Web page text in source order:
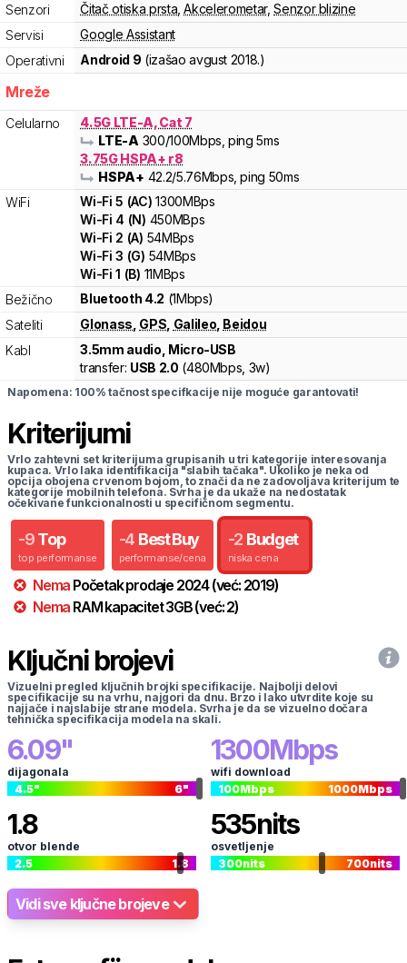
Senzori
Čitač otiska prsta ,Akcelerometar,Senzor blizine
Servisi
Google Assistant
Operativni
Android 9 (izašao avgust 2018.)
Mreže
Celularno
4.5G LTE-A, Cat 7
LTE-A 300/100Mbps , ping 5ms
3.75G HSPA+ r8
HSPA+ 42.2/5.76Mbps , ping 50ms
WiFi
Wi-Fi5 (AC) 1300MBps
Wi-Fi 4 (N) 450MBps
Wi-Fi 2 (A) 54MBps
Wi-Fi3 (G) 54MBps
Wi-Fi1 (B) 11MBps
Bežično
Bluetooth 4.2 (1Mbps)
Sateliti
Glonass GPS Galileo Beidou
Kabl
3.5mm audio, Micro-USB
transfer: USB 2.0 (480Mbps, 3w)
Napomena: 100% tačnost specifkacije nije moguće garantovati!
Kriterijumi
Vrlo zahtevni set kriterijuma grupisanih u tri kategorije interesovanja
kupaca. Vrlo laka identifikacija "slabih tačaka". Ukoliko je neka od
opcija obojena crvenom bojom, to znači da ne zadovoljava kriterijum te
kategorije mobilnih telefona. Svrha je da ukaže na nedostatak
očekivane funkcionalnosti u specifičnom segmentu.
-9 Top
top performanse
-4 Best Buy
performanse/cena
-2 Budget
niska cena
Nema Početak prodaje 2024(već: 2019)
Nema RAM kapacitet3GB(već:2)
Ključni brojevi
Vizuelni pregled ključnih brojki specifikacije. Najbolji delovi
specifikacije su na vrhu, najgori da dnu. Brzo i lako utvrdite koje su
najjače i najslabije strane modela. Svrha je da se vizuelno dočara
tehnička specifikacija modela na skali.
6.09"
dijagonala
4.5" 6"
1300Mbps
wifi download
100Mbps 1000Mbps
1.8
otvor blende
2.5
1.8
535nits
osvetljenje
300nits 700nits
Vidi sve ključne brojeve